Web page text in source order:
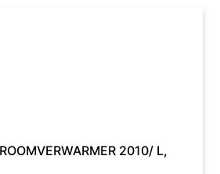
2010/ L,